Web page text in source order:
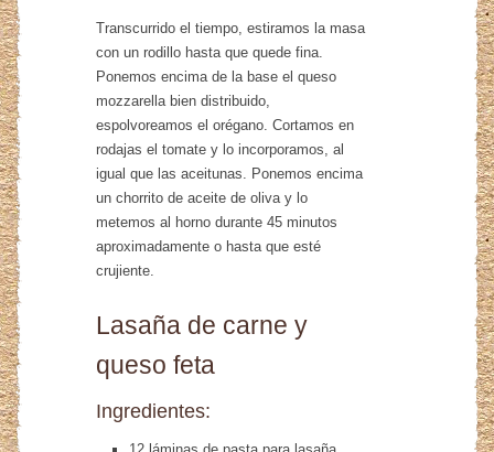
Transcurrido el tiempo, estiramos la masa
con un rodillo hasta que quede fina.
Ponemos encima de la base el queso
mozzarella bien distribuido,
espolvoreamos el orégano. Cortamos en
rodajas el tomate y lo incorporamos, al
igual que las aceitunas. Ponemos encima
un chorrito de aceite de oliva y lo
metemos al horno durante 45 minutos
aproximadamente o hasta que esté
crujiente.
Lasaña de carne y
queso feta
Ingredientes: